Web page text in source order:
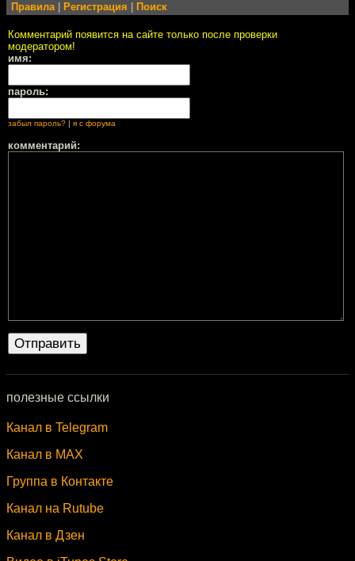
Правила| Регистрация Поиск
Комментарий появится на сайте только после проверки
модератором!
имя:
пароль:
забыл пароль? я с форума
комментарий:
полезные ссылки
Канал в Telegram
Канал в MAX
Группа в Контакте
Канал на Rutube
Канал в Дзен